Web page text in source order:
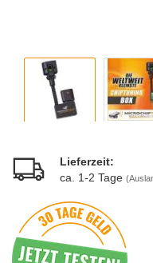
Lieferzeit:
ca. 1-2 Tage